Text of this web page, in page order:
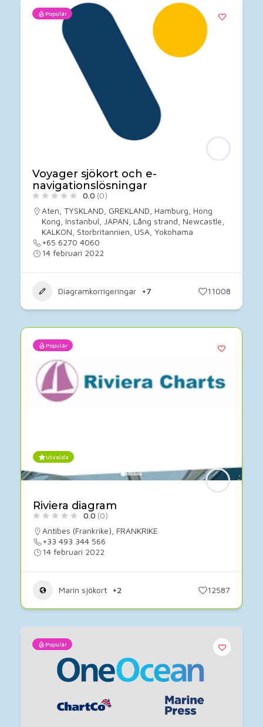
Populär
Voyager sjökort och e-
navigationslösningar
0.0 (0)
Aten TYSKLAND GREKLAND Hamburg Hong
Kong Instanbul JAPAN Lång strand Newcastle
KALKON Storbritannien USA Yokohama
+65 6270 4060
14 februari 2022
Diagramkorrigeringar +7 11008
Populär
Utvalda
Riviera diagram
0.0 (0)
Antibes (Frankrike) FRANKRIKE
+33 493 344 566
14 februari 2022
Marin sjökort +2 12587
Populär